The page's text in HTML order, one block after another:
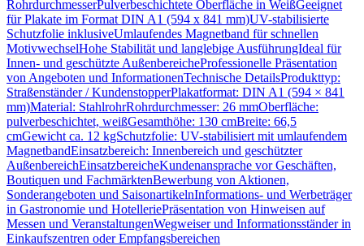
RohrdurchmesserPulverbeschichtete Oberfläche in WeißGeeignet
für Plakate im Format DIN A1 (594 x 841 mm)UV-stabilisierte
Schutzfolie inklusiveUmlaufendes Magnetband für schnellen
MotivwechselHohe Stabilität und langlebige AusführungIdeal für
Innen- und geschützte AußenbereicheProfessionelle Präsentation
von Angeboten und InformationenTechnische DetailsProdukttyp:
Straßenständer / KundenstopperPlakatformat: DIN A1 (594 × 841
mm)Material: StahlrohrRohrdurchmesser: 26 mmOberfläche:
pulverbeschichtet, weißGesamthöhe: 130 cmBreite: 66,5
cmGewicht ca. 12 kgSchutzfolie: UV-stabilisiert mit umlaufendem
MagnetbandEinsatzbereich: Innenbereich und geschützter
AußenbereichEinsatzbereicheKundenansprache vor Geschäften,
Boutiquen und FachmärktenBewerbung von Aktionen,
Sonderangeboten und SaisonartikelnInformations- und Werbeträger
in Gastronomie und HotelleriePräsentation von Hinweisen auf
Messen und VeranstaltungenWegweiser und Informationsständer in
Einkaufszentren oder Empfangsbereichen